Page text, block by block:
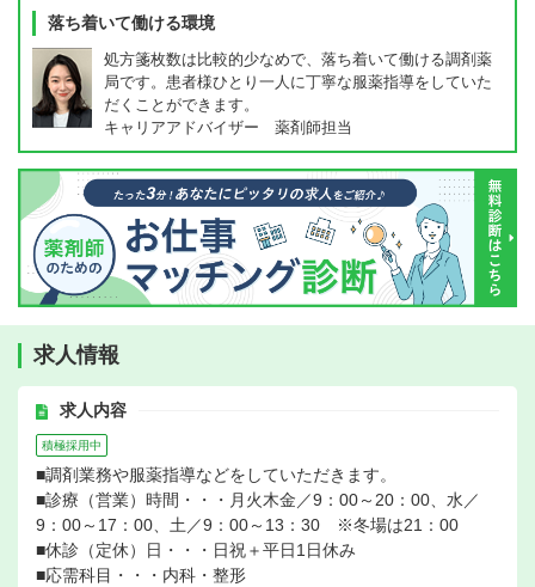
落ち着いて働ける環境
処方箋枚数は比較的少なめで、落ち着いて働ける調剤薬
局です。患者様ひとり一人に丁寧な服薬指導をしていた
だくことができます。
キャリアアドバイザー 薬剤師担当
求人情報
求人内容
積極採用中
■調剤業務や服薬指導などをしていただきます。
■診療（営業）時間・・・月火木金／9：00～20：00、水／
9：00～17：00、土／9：00～13：30 ※冬場は21：00
■休診（定休）日・・・日祝＋平日1日休み
■応需科目・・・内科・整形